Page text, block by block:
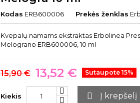
Kodas ERB600006 Prekės ženklas
Kvepalų namams ekstraktas Erbolinea
Melograno ERB600006, 10 ml
15,90 € 13,52 € Sutaupote 15%
Kiekis  Į krepšelį